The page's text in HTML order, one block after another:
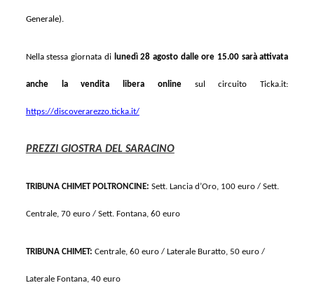
Generale).
Nella stessa giornata di lunedì 28 agosto dalle ore 15.00 sarà attivata
anche lavendita libera onlinesul circuito Ticka.it:
https://discoverarezzo.ticka.it/
PREZZI GIOSTRA DEL SARACINO
TRIBUNA CHIMET POLTRONCINE: Sett. Lancia d’Oro, 100 euro/ Sett.
Centrale, 70 euro/ Sett. Fontana, 60 euro
TRIBUNA CHIMET: Centrale, 60 euro / Laterale Buratto, 50 euro /
Laterale Fontana, 40 euro